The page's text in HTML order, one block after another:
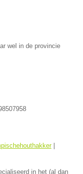
wel in de provincie
|
in het (al dan